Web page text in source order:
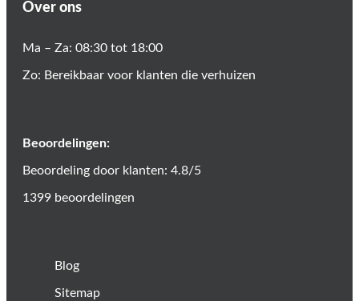
Over ons
Ma – Za: 08:30 tot 18:00
Zo: Bereikbaar voor klanten die verhuizen
Beoordelingen:
Beoordeling door klanten: 4.8/5
1399 beoordelingen
Blog
Sitemap